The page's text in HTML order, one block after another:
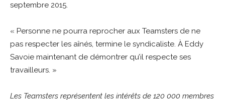
septembre 2015.
« Personne ne pourra reprocher aux Teamsters de ne
pas respecter les aînés, termine le syndicaliste. À Eddy
Savoie maintenant de démontrer qu’il respecte ses
travailleurs. »
Les Teamsters représentent les intérêts de 120 000 membres